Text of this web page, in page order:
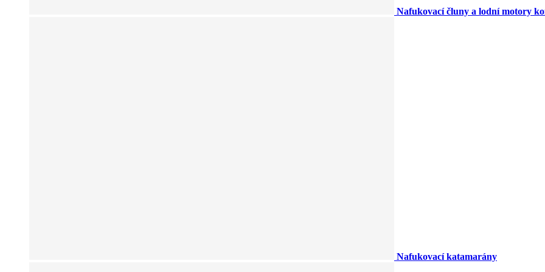
Nafukovací čluny a lodní motory
Nafukovací katamarány